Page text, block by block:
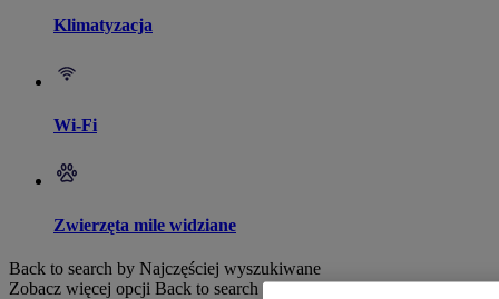
Klimatyzacja
Wi-Fi
Zwierzęta mile widziane
Back to search by Najczęściej wyszukiwane
Zobacz więcej opcji Back to search by categories